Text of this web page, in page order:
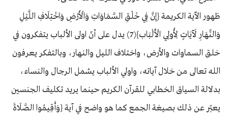
ظهور الآية الكريمة {إِنَّ فِي خَلْقِ السَّمَاوَاتِ وَالْأَرْضِ وَاخْتِلَافِ اللَّيْلِ
وَالنَّهَارِ لَآيَاتٍ لِأُولِي الْأَلْبَاب}(7) يدل على أنّ اولى الألباب يتفكرون في
خلق السماوات والأرض، واختلاف الليل والنهار، وبالتفكر يعرفون
الله تعالى من خلال آياته، واولي الألباب يشمل الرجال والنساء،
بدلالة السياق الخطابي للقرآن الكريم حينما يريد تكليف الجنسين
يعبّر عن ذلك بصيغة الجمع كما هو واضح في آية {وَأَقِيمُوا الصَّلَاةَ